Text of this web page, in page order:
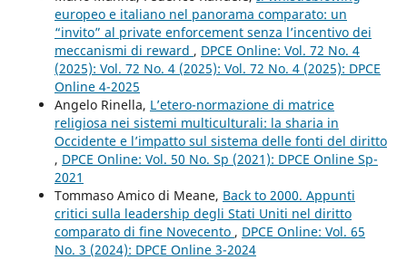
europeo e italiano nel panorama comparato: un
“invito” al private enforcement senza l’incentivo dei
meccanismi di reward , DPCE Online: Vol. 72 No. 4
(2025): Vol. 72 No. 4 (2025): Vol. 72 No. 4 (2025): DPCE
Online 4-2025
Angelo Rinella, L’etero-normazione di matrice
religiosa nei sistemi multiculturali: la sharia in
Occidente e l’impatto sul sistema delle fonti del diritto
, DPCE Online: Vol. 50 No. Sp (2021): DPCE Online Sp-
2021
Tommaso Amico di Meane, Back to 2000. Appunti
critici sulla leadership degli Stati Uniti nel diritto
comparato di fine Novecento , DPCE Online: Vol. 65
No. 3 (2024): DPCE Online 3-2024